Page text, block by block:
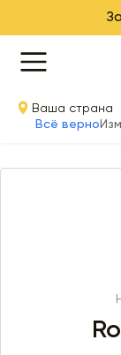
Ваша страна
Всё верно